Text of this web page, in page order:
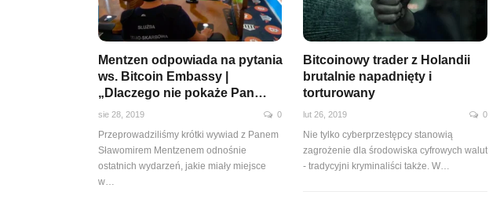
Mentzen odpowiada na pytania
ws. Bitcoin Embassy |
„Dlaczego nie pokaże Pan…
sie 28, 2019 0
Przeprowadziliśmy krótki wywiad z Panem
Sławomirem Mentzenem odnośnie
ostatnich wydarzeń, jakie miały miejsce
w…
Bitcoinowy trader z Holandii
brutalnie napadnięty i
torturowany
lut 26, 2019 0
Nie tylko cyberprzestępcy stanowią
zagrożenie dla środowiska cyfrowych walut
- tradycyjni kryminaliści także. W…